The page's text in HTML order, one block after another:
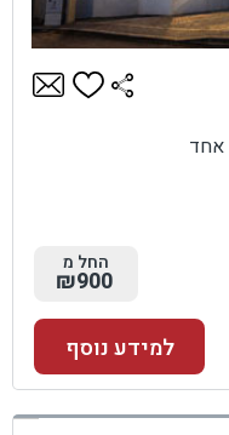
החל מ
₪900
למידע נוסף